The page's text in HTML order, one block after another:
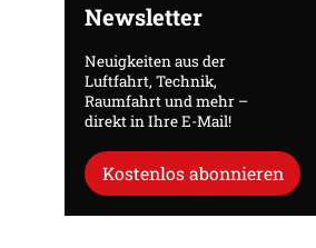
Newsletter
Neuigkeiten aus der
Luftfahrt, Technik,
Raumfahrt und mehr –
direkt in Ihre E-Mail!
Kostenlos abonnieren